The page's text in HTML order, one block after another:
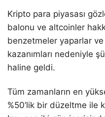
Kripto para piyasası
balonu ve altcoinler
benzetmeler yaparlar ve
kazanımları nedeniyle
haline geldi.
Tüm zamanların en
%50’lik bir düzeltme ile